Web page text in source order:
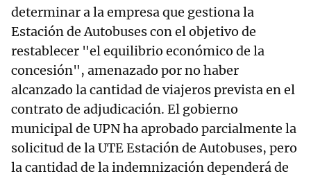
determinar a la empresa que gestiona la
Estación de Autobuses con el objetivo de
restablecer "el equilibrio económico de la
concesión", amenazado por no haber
alcanzado la cantidad de viajeros prevista en el
contrato de adjudicación. El gobierno
municipal de UPN ha aprobado parcialmente la
solicitud de la UTE Estación de Autobuses, pero
la cantidad de la indemnización dependerá de